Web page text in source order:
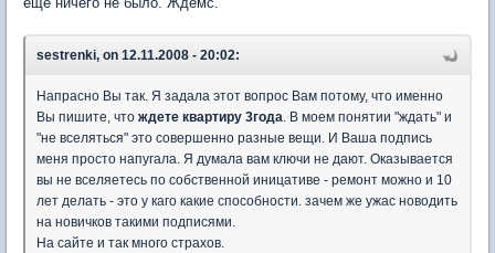
sestrenki, on 12.11.2008 - 20:02:
Напрасно Вы так. Я задала этот вопрос Вам потому, что именно
Вы пишите, что ждете квартиру 3года. В моем понятии "ждать" и
"не вселяться" это совершенно разные вещи. И Ваша подпись
меня просто напугала. Я думала вам ключи не дают. Оказывается
вы не вселяетесь по собственной иницативе - ремонт можно и 10
лет делать - это у каго какие способности. зачем же ужас новодить
на новичков такими подписями.
На сайте и так много страхов.